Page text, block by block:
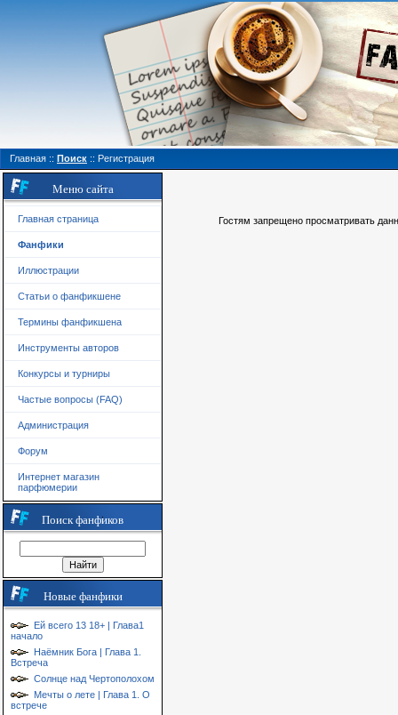
Главная :: Поиск :: Регистрация
Меню сайта
Главная страница
Фанфики
Иллюстрации
Статьи о фанфикшене
Термины фанфикшена
Инструменты авторов
Конкурсы и турниры
Частые вопросы (FAQ)
Администрация
Форум
Интернет магазин
парфюмерии
Поиск фанфиков
Новые фанфики
Ей всего 13 18+ | Глава1
начало
Наёмник Бога | Глава 1.
Встреча
Солнце над Чертополохом
Мечты о лете | Глава 1. О
встрече
Гостям запрещено просматривать